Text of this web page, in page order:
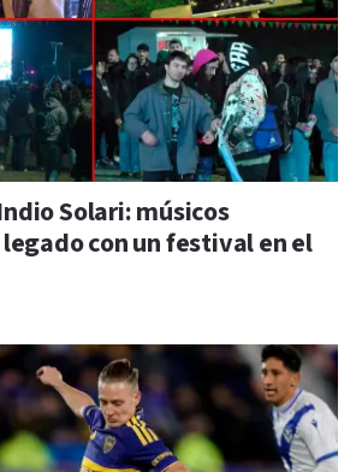
Solari: músicos
con un festival en el